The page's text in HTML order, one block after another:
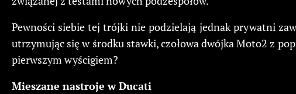
Pewności siebie tej trójki nie podzielają jednak prywatni
utrzymując się w środku stawki, czołowa dwójka Moto2 z
pierwszym wyścigiem?
Mieszane nastroje w Ducati